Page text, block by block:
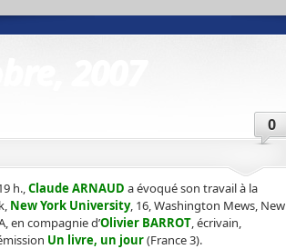
0
h., Claude ARNAUD a évoqué son travail à la
New York University, 16, Washington Mews, New
en compagnie d’Olivier BARROT , écrivain,
Un livre, un jour(France 3).